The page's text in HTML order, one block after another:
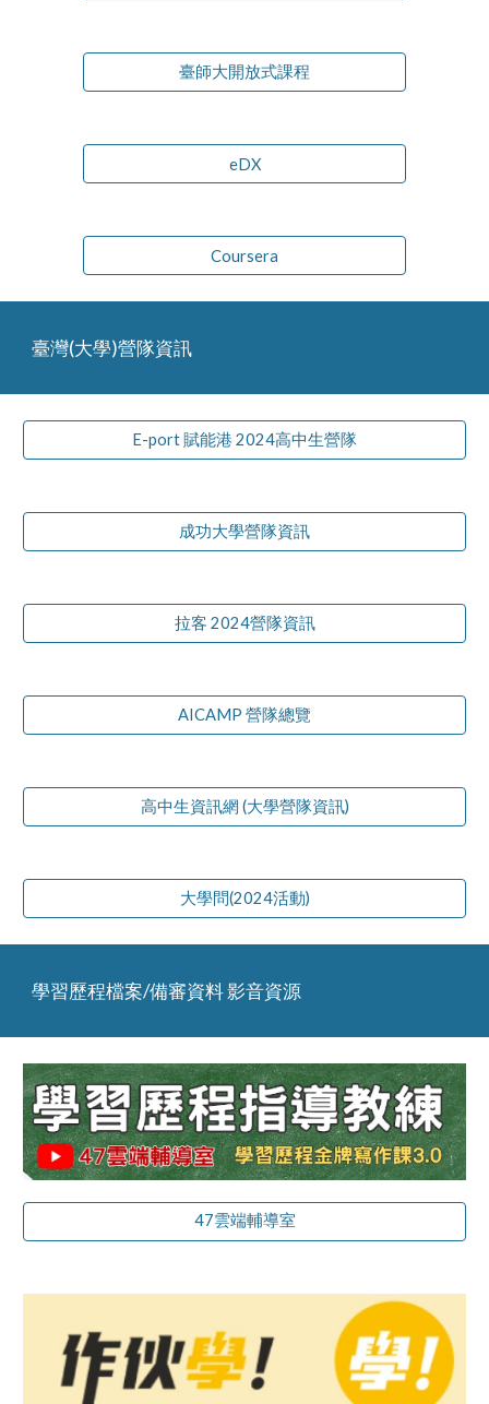
臺師大開放式課程
eDX
Coursera
臺灣(大學)營隊資訊
E-port 賦能港 2024高中生營隊
成功大學營隊資訊
拉客 2024營隊資訊
AICAMP 營隊總覽
高中生資訊網 (大學營隊資訊)
大學問(2024活動)
學習歷程檔案/備審資料 影音資源
47雲端輔導室